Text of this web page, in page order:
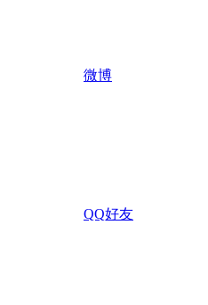
微博
QQ好友